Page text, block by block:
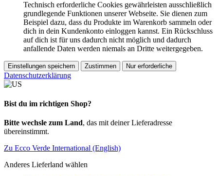
Technisch erforderliche Cookies gewährleisten ausschließlich
grundlegende Funktionen unserer Webseite. Sie dienen zum
Beispiel dazu, dass du Produkte im Warenkorb sammeln oder
dich in dein Kundenkonto einloggen kannst. Ein Rückschluss
auf dich ist für uns dadurch nicht möglich und dadurch
anfallende Daten werden niemals an Dritte weitergegeben.
Einstellungen speichern Zustimmen Nur erforderliche
Datenschutzerklärung
Bist du im richtigen Shop?
Bitte wechsle zum Land, das mit deiner Lieferadresse
übereinstimmt.
Zu Ecco Verde International (English)
Anderes Lieferland wählen